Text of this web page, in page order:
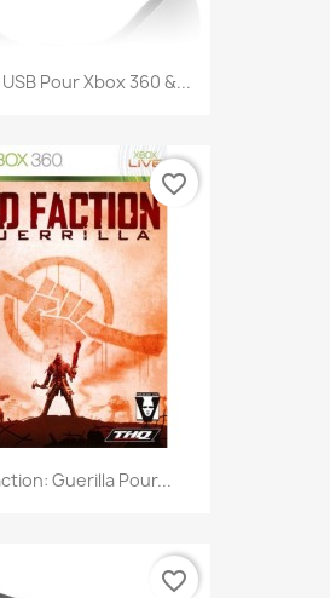
Pour Xbox 360 &...
Guerilla Pour...
favorite_border
favorite_border